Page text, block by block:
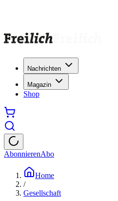
Nachrichten
Magazin
Shop
AbonnierenAbo
Home
/
Gesellschaft